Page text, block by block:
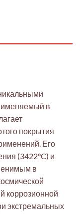
в
покрытия
Его
(3422°C) и
в
коррозионной
экстремальных